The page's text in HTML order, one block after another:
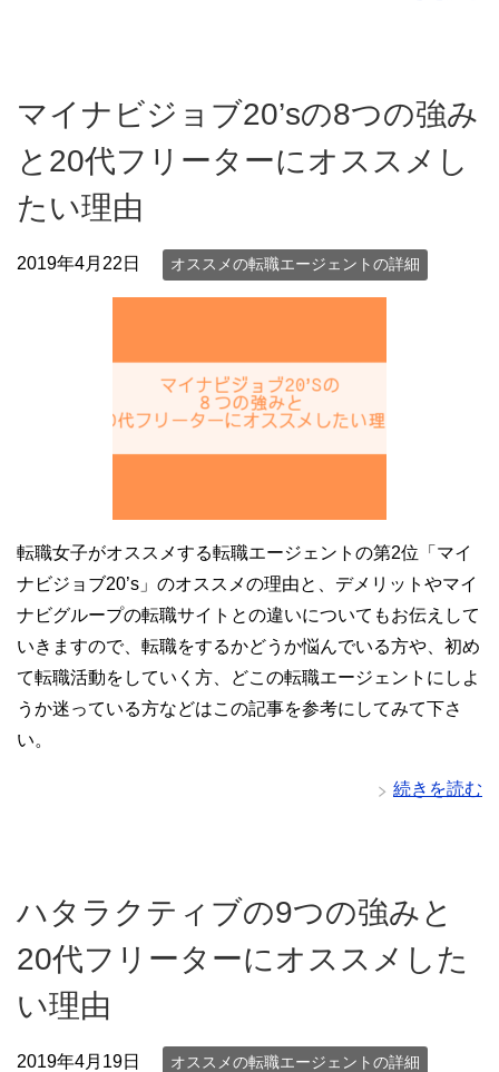
マイナビジョブ20’sの8つの強み
と20代フリーターにオススメし
たい理由
2019年4月22日 オススメの転職エージェントの詳細
転職女子がオススメする転職エージェントの第2位「マイ
ナビジョブ20’s」のオススメの理由と、デメリットやマイ
ナビグループの転職サイトとの違いについてもお伝えして
いきますので、転職をするかどうか悩んでいる方や、初め
て転職活動をしていく方、どこの転職エージェントにしよ
うか迷っている方などはこの記事を参考にしてみて下さ
い。
続きを読む
ハタラクティブの9つの強みと
20代フリーターにオススメした
い理由
2019年4月19日 オススメの転職エージェントの詳細